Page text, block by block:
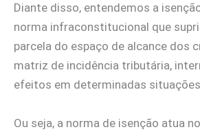
Diante disso, entendemos a
norma infraconstitucional que
parcela do espaço de alcance dos
matriz de incidência tributária,
efeitos em determinadas
Ou seja, a norma de isenção atua